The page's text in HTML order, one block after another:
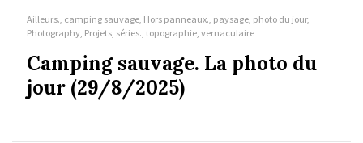
Ailleurs., camping sauvage, Hors panneaux., paysage, photo du jour,
Photography, Projets, séries., topographie, vernaculaire
Camping sauvage. La photo du
jour (29/8/2025)